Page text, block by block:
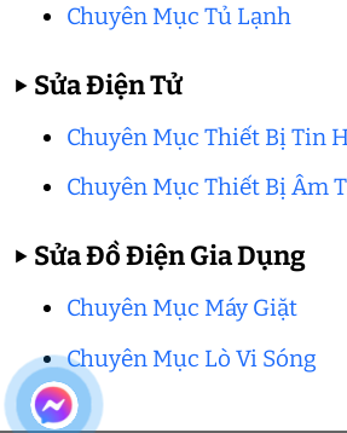
Chuyên Mục Tủ Lạnh
▶ Sửa Điện Tử
Chuyên Mục Thiết Bị Tin
Chuyên Mục Thiết Bị Âm
▶ Sửa Đồ Điện Gia Dụng
Chuyên Mục Máy Giặt
Chuyên Mục Lò Vi Sóng